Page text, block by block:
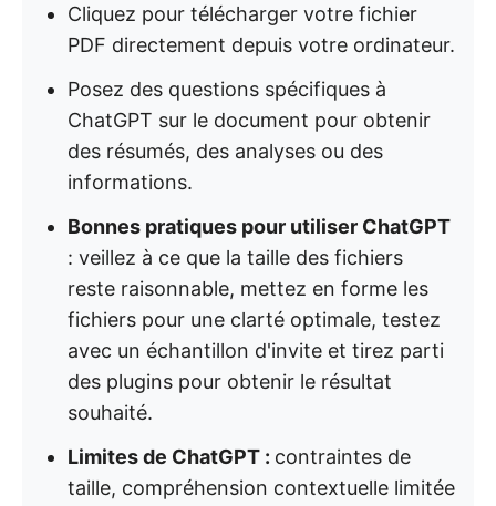
Cliquez pour télécharger votre fichier
PDF directement depuis votre ordinateur.
Posez des questions spécifiques à
ChatGPT sur le document pour obtenir
des résumés, des analyses ou des
informations.
Bonnes pratiques pour utiliser ChatGPT
: veillez à ce que la taille des fichiers
reste raisonnable, mettez en forme les
fichiers pour une clarté optimale, testez
avec un échantillon d'invite et tirez parti
des plugins pour obtenir le résultat
souhaité.
Limites de ChatGPT : contraintes de
taille, compréhension contextuelle limitée